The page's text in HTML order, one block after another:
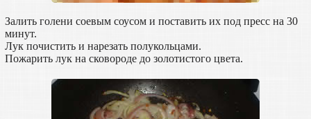
Залить голени соевым соусом и поставить их под пресс на 30
минут.
Лук почистить и нарезать полукольцами.
Пожарить лук на сковороде до золотистого цвета.